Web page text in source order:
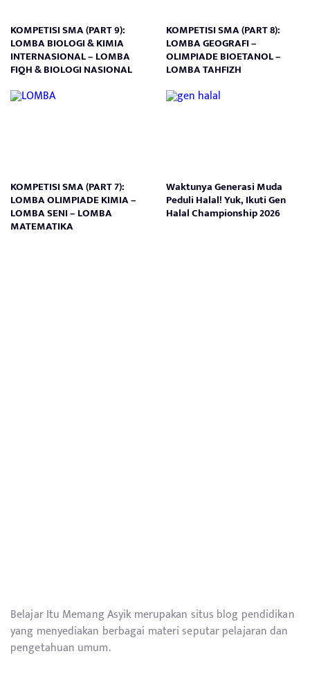
KOMPETISI SMA (PART 9):
LOMBA BIOLOGI & KIMIA
INTERNASIONAL – LOMBA
FIQH & BIOLOGI NASIONAL
KOMPETISI SMA (PART 8):
LOMBA GEOGRAFI –
OLIMPIADE BIOETANOL –
LOMBA TAHFIZH
KOMPETISI SMA (PART 7):
LOMBA OLIMPIADE KIMIA –
LOMBA SENI – LOMBA
MATEMATIKA
Waktunya Generasi Muda
Peduli Halal! Yuk, Ikuti Gen
Halal Championship 2026
Belajar Itu Memang Asyik merupakan situs blog pendidikan
yang menyediakan berbagai materi seputar pelajaran dan
pengetahuan umum.